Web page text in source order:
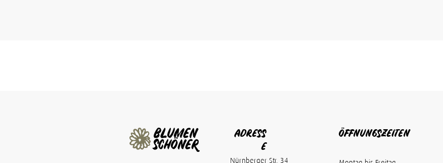
ADRESS
E
Nürnberger Str. 34
ÖFFNUNGSZEITEN